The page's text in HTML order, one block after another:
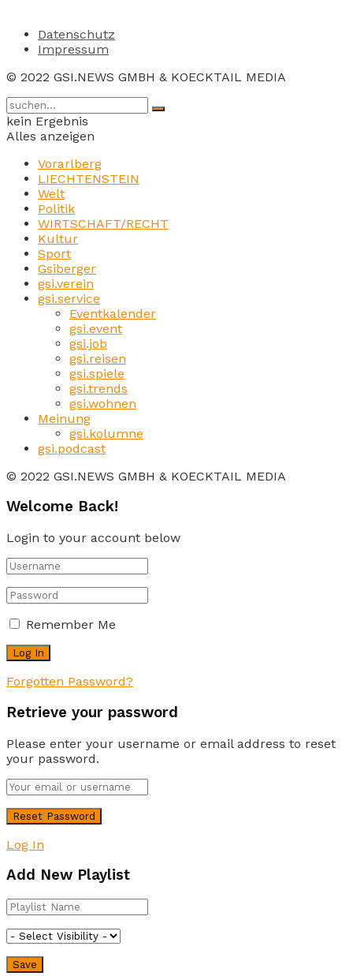
Datenschutz
Impressum
© 2022 GSI.NEWS GMBH & KOECKTAIL MEDIA
kein Ergebnis
Alles anzeigen
Vorarlberg
LIECHTENSTEIN
Welt
Politik
WIRTSCHAFT/RECHT
Kultur
Sport
Gsiberger
gsi.verein
gsi.service
Eventkalender
gsi.event
gsi.job
gsi.reisen
gsi.spiele
gsi.trends
gsi.wohnen
Meinung
gsi.kolumne
gsi.podcast
© 2022 GSI.NEWS GMBH & KOECKTAIL MEDIA
Welcome Back!
Login to your account below
Remember Me
Forgotten Password?
Retrieve your password
Please enter your username or email address to reset
your password.
Log In
Add New Playlist